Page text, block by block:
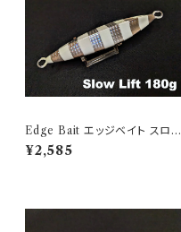
Edge Bait エッジベイト スロー
リフト 180g Zebra Glow
¥2,585